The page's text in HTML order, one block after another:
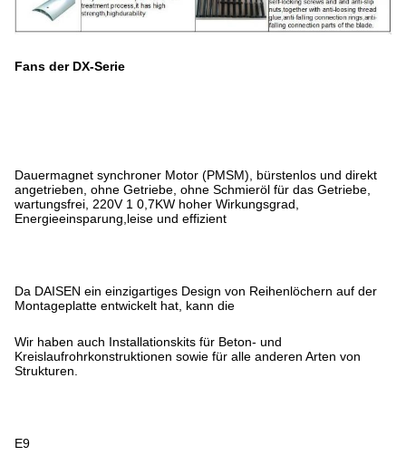
Fans der DX-Serie
Dauermagnet synchroner Motor (PMSM), bürstenlos und direkt
angetrieben, ohne Getriebe, ohne Schmieröl für das Getriebe,
wartungsfrei, 220V 1 0,7KW hoher Wirkungsgrad,
Energieeinsparung,leise und effizient
Da DAISEN ein einzigartiges Design von Reihenlöchern auf der
Montageplatte entwickelt hat, kann die
Wir haben auch Installationskits für Beton- und
Kreislaufrohrkonstruktionen sowie für alle anderen Arten von
Strukturen.
E9